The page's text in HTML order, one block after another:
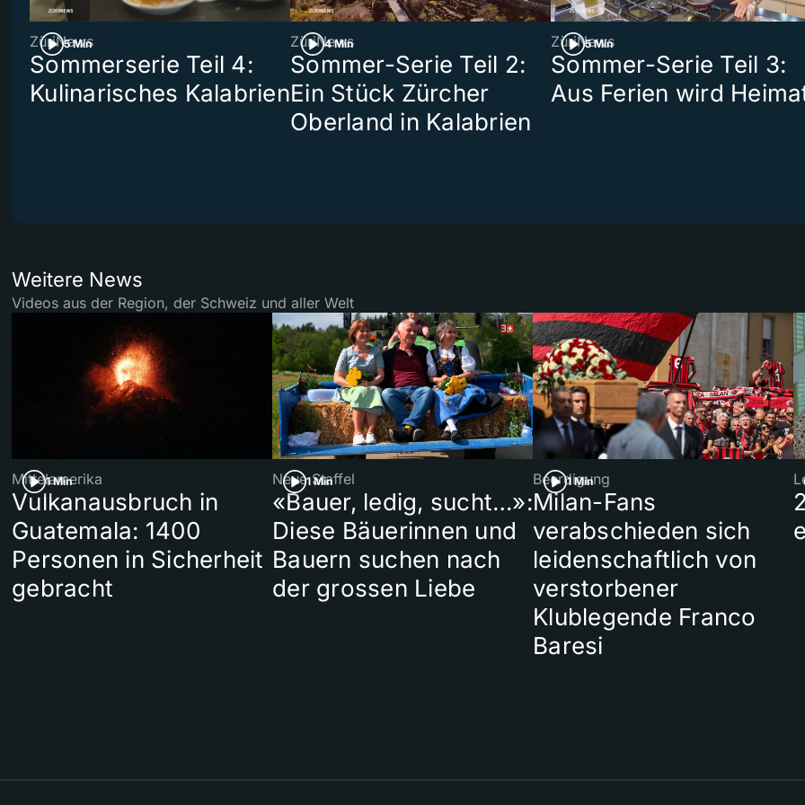
5 Min
ZüriNews
Sommerserie Teil 4:
Kulinarisches Kalabrien
4 Min
ZüriNews
Sommer-Serie Teil 2:
Ein Stück Zürcher
Oberland in Kalabrien
5 Min
ZüriNews
Sommer-Serie Teil 3:
Aus Ferien wird
Weitere News
Videos aus der Region, der Schweiz und aller Welt
1 Min
Mittelamerika
Vulkanausbruch in
Guatemala: 1400
Personen in Sicherheit
gebracht
1 Min
Neue Staffel
«Bauer, ledig, sucht…»:
Diese Bäuerinnen und
Bauern suchen nach
der grossen Liebe
1 Min
Beerdigung
Milan-Fans
verabschieden sich
leidenschaftlich von
verstorbener
Klublegende Franco
Baresi